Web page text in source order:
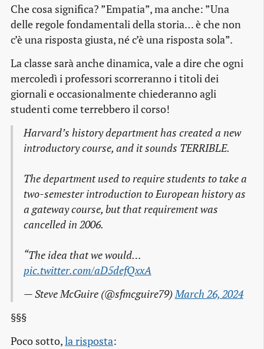
Che cosa significa? ”Empatia”, ma anche: ”Una
delle regole fondamentali della storia… è che non
c’è una risposta giusta, né c’è una risposta sola”.
La classe sarà anche dinamica, vale a dire che ogni
mercoledì i professori scorreranno i titoli dei
giornali e occasionalmente chiederanno agli
studenti come terrebbero il corso!
Harvard’s history department has created a new
introductory course, and it sounds TERRIBLE.
The department used to require students to take a
two-semester introduction to European history as
a gateway course, but that requirement was
cancelled in 2006.
“The idea that we would…
pic.twitter.com/aD5defQxxA
— Steve McGuire (@sfmcguire79)March 26, 2024
§§§
Poco sotto,la risposta: